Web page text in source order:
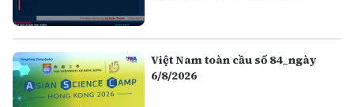
Việt Nam toàn cầu số 84_ngày
6/8/2026